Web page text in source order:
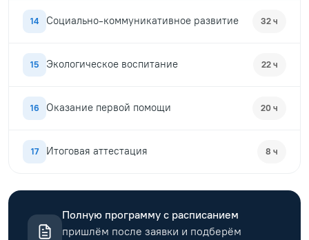
14 Социально-коммуникативное развитие 32 ч
15 Экологическое воспитание 22 ч
16 Оказание первой помощи 20 ч
17 Итоговая аттестация 8 ч
Полную программу с расписанием
пришлём после заявки и подберём